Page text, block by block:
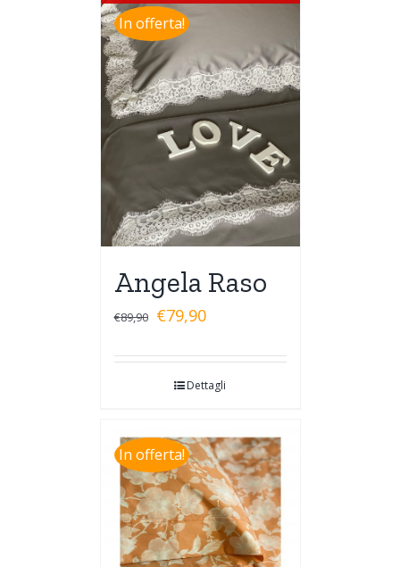
In offerta!
Angela Raso
€89,90 €79,90
Dettagli
In offerta!